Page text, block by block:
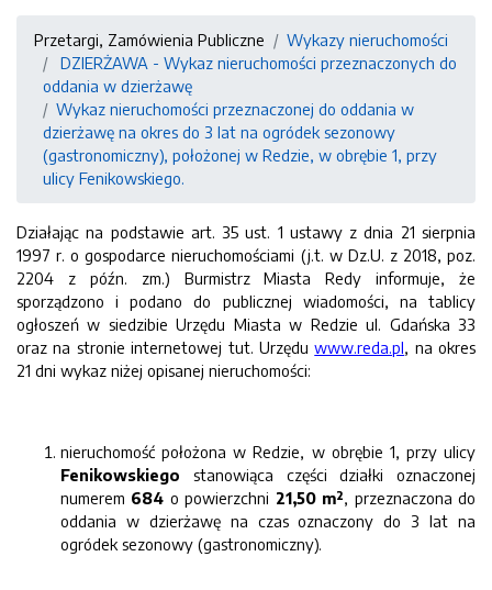
Przetargi, Zamówienia Publiczne
Wykazy nieruchomości
DZIERŻAWA - Wykaz nieruchomości przeznaczonych do
oddania w dzierżawę
Wykaz nieruchomości przeznaczonej do oddania w
dzierżawę na okres do 3 lat na ogródek sezonowy
(gastronomiczny), położonej w Redzie, w obrębie 1, przy
ulicy Fenikowskiego.
Działając na podstawie art. 35 ust. 1 ustawy z dnia 21 sierpnia
1997 r. o gospodarce nieruchomościami (j.t. w Dz.U. z 2018, poz.
2204 z późn. zm.) Burmistrz Miasta Redy informuje, że
sporządzono i podano do publicznej wiadomości, na tablicy
ogłoszeń w siedzibie Urzędu Miasta w Redzie ul. Gdańska 33
oraz na stronie internetowej tut. Urzęduwww.reda.pl, na okres
21 dni wykaz niżej opisanej nieruchomości:
nieruchomość położona w Redzie, w obrębie 1, przy ulicy
Fenikowskiego stanowiąca części działki oznaczonej
numerem 684 o powierzchni 21,50 m², przeznaczona do
oddania w dzierżawę na czas oznaczony do 3 lat na
ogródek sezonowy (gastronomiczny).